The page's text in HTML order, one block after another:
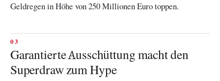
Geldregen in Höhe von 250 Millionen Euro toppen.
Garantierte Ausschüttung macht den
Superdraw zum Hype